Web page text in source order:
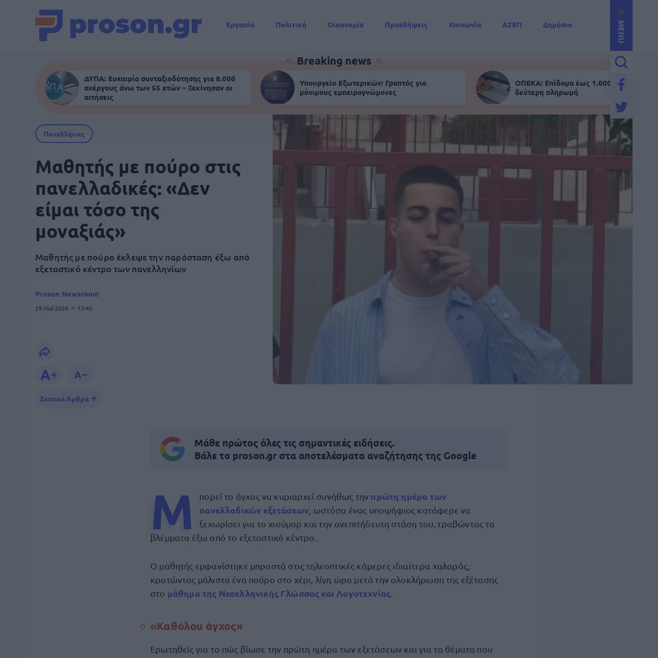
MENU
Εργασία Πολιτική Οικονομία Προσλήψεις Κοινωνία ΑΣΕΠ
Δημόσιο
Breaking news
ΔΥΠΑ: Ευκαιρία συνταξιοδότησης για 8.000
ανέργους άνω των 55 ετών – Ξεκίνησαν οι
αιτήσεις
Υπουργείο Εξωτερικών: Γραπτός για
μόνιμους εμπειρογνώμονες
ΟΠΕΚΑ: Επίδομα έως 1.000 ευρώ -
δεύτερη πληρωμή
Πανελλήνιες
Μαθητής με πούρο στις
πανελλαδικές: «Δεν
είμαι τόσο της
μοναξιάς»
Μαθητής με πούρο έκλεψε την παράσταση έξω από
εξεταστικό κέντρο των πανελληνίων
Proson Newsroom
29 Μαΐ 2026 13:45
Σχετικά Άρθρα
Μάθε πρώτος όλες τις σημαντικές ειδήσεις.
Βάλε το proson.gr στα αποτελέσματα αναζήτησης της Google
Μ πορεί το άγχος να κυριαρχεί συνήθως την πρώτη ημέρα των
πανελλαδικών εξετάσεων , ωστόσο ένας υποψήφιος κατάφερε να
ξεχωρίσει για το χιούμορ και την ανεπιτήδευτη στάση του, τραβώντας τα
βλέμματα έξω από το εξεταστικό κέντρο.
Ο μαθητής εμφανίστηκε μπροστά στις τηλεοπτικές κάμερες ιδιαίτερα χαλαρός,
κρατώντας μάλιστα ένα πούρο στο χέρι, λίγη ώρα μετά την ολοκλήρωση της εξέτασης
στο μάθημα της Νεοελληνικής Γλώσσας και Λογοτεχνίας
«Καθόλου άγχος»
Ερωτηθείς για το πώς βίωσε την πρώτη ημέρα των εξετάσεων και για τα θέματα που